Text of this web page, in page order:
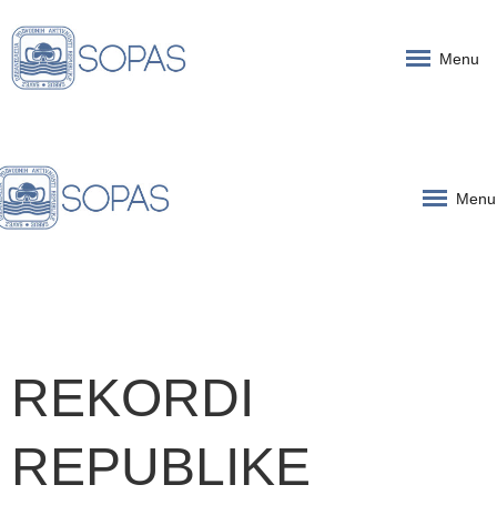
Menu
Menu
REKORDI
REPUBLIKE